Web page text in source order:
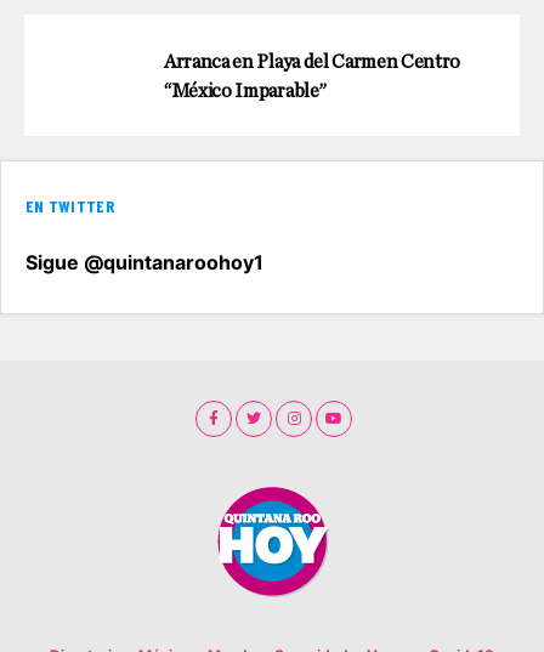
Arranca en Playa del Carmen Centro
“México Imparable”
EN TWITTER
Sigue @quintanaroohoy1